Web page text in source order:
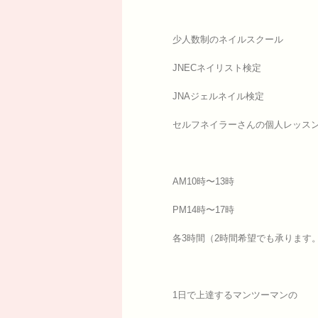
少人数制のネイルスクール
JNECネイリスト検定
JNAジェルネイル検定
セルフネイラーさんの個人レッス
AM10時〜13時
PM14時〜17時
各3時間（2時間希望でも承ります
1日で上達するマンツーマンの